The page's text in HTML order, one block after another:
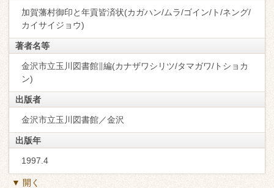
加賀藩村御印と年貢皆済状(カガハン/ムラ/ゴイン/ト/ネング/
カイサイジョウ)
著者名等
金沢市立玉川図書館∥編(カナザワシリツ/タマガワ/トショカ
ン)
出版者
金沢市立玉川図書館／金沢
出版年
1997.4
▼ 開く